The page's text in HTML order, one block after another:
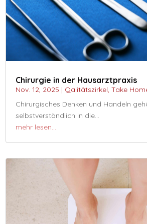
Chirurgie in der Hausarztpraxis
Nov. 12, 2025 | Qalitätszirkel,Take
Chirurgisches Denken und Handeln
selbstverständlich in die…
mehr lesen…